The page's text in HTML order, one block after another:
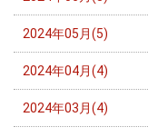
2024年05月(5)
2024年04月(4)
2024年03月(4)